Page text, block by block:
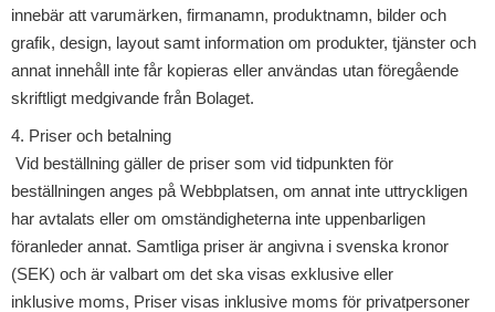
innebär att varumärken, firmanamn, produktnamn, bilder och
grafik, design, layout samt information om produkter, tjänster och
annat innehåll inte får kopieras eller användas utan föregående
skriftligt medgivande från Bolaget.
4. Priser och betalning
Vid beställning gäller de priser som vid tidpunkten för
beställningen anges på Webbplatsen, om annat inte uttryckligen
har avtalats eller om omständigheterna inte uppenbarligen
föranleder annat. Samtliga priser är angivna i svenska kronor
(SEK) och är valbart om det ska visas exklusive eller
inklusive moms, Priser visas inklusive moms för privatpersoner